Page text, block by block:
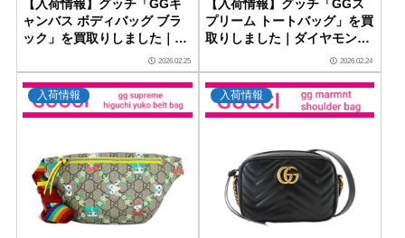
【入荷情報】グッチ「GGキ
ャンバス ボディバッグ ブラ
ック」を買取りしました｜ダ
2026.02.25
【入荷情報】グッチ「GGス
プリーム トートバッグ」を買
取りしました｜ダイヤモンド
2026.02.24
入荷情報 入荷情報